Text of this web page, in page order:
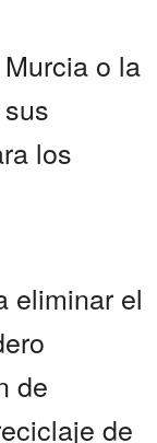
o la
los
eliminar el
de
de